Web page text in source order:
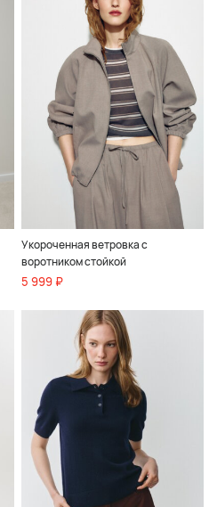
Укороченная ветровка с
воротником стойкой
5 999 ₽